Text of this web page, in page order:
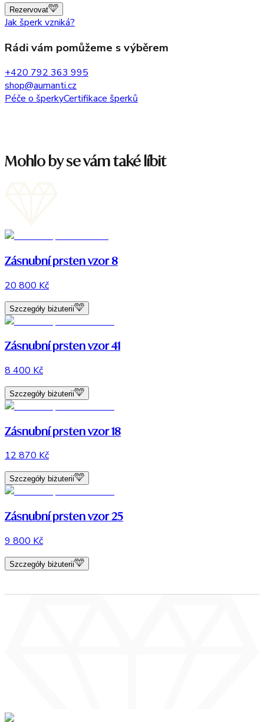
Rezervovat
Jak šperk vzniká?
Rádi vám pomůžeme s výběrem
+420 792 363 995
shop@aumanti.cz
Péče o šperkyCertifikace šperků
Mohlo by se vám také líbit
Zásnubní prsten vzor 8
20 800 Kč
Szczegóły biżuterii
Zásnubní prsten vzor 41
8 400 Kč
Szczegóły biżuterii
Zásnubní prsten vzor 18
12 870 Kč
Szczegóły biżuterii
Zásnubní prsten vzor 25
9 800 Kč
Szczegóły biżuterii